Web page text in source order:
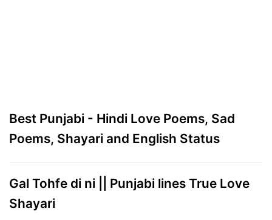
Best Punjabi - Hindi Love Poems, Sad
Poems, Shayari and English Status
Gal Tohfe di ni || Punjabi lines True Love
Shayari